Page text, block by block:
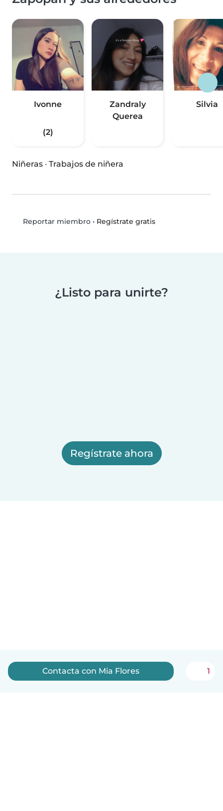
Ivonne
(2)
Zandraly
Querea
Silvia
Niñeras · Trabajos de niñera
Reportar miembro• Regístrate gratis
¿Listo para unirte?
Regístrate ahora
Contacta con Mia Flores 1